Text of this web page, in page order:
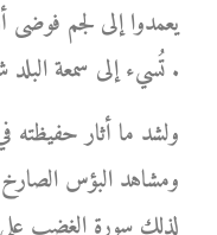
يعمدوا إلى لجم فوضى
تُسيء إلى سمعة البلد شعباً وحكومةً .
ولشد ما أثار حفيظته
ومشاهد البؤس